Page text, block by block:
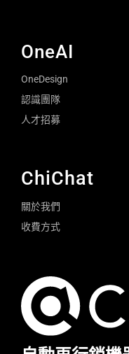
ChiChat
關於我們
收費方式
OneAI
OneDesign
認識團隊
人才招募